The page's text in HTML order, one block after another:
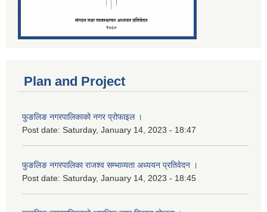
Plan and Project
फुङलिङ नगरपालिकाको नगर प्रोफाइल ।
Post date: Saturday, January 14, 2023 - 18:47
फुङलिङ नगरपालिका राजश्व सम्भाव्यता अध्ययन प्रतिवेदन ।
Post date: Saturday, January 14, 2023 - 18:45